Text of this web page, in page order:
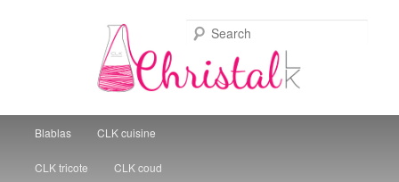
Christal Little Kitchen
Skip to primary content
Skip to secondary content
Blablas CLK cuisine
CLK tricote CLK coud